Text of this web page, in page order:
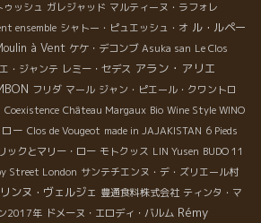
ゥッシュ ガレジャッド マルティーヌ・ラフォレ
ensemble シャトー・ピュエッシュ・オ ル・ルペー
à Vent ケケ・デコンブ Asuka san Le Clos
・ジャンテ レミー・セデス アラン・アリエ
フリダ マール ジャン・ピエール・クワントロ
Coexistence Château Margaux Bio Wine Style WINO
ー Clos de Vougeot made in JAJAKISTAN 6 Pieds
ックとマリー・ロー モトクッス LIN Yusen BUDO 11
Street London サンテチエンヌ・デ・ズリエール村
ンヌ・ヴェルジェ 豊通食料株式会社 ティンタ・マ
2017年 ドメーヌ・エロディ・バルム Rémy